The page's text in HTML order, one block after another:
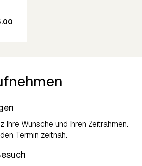
Ihre Wünsche und Ihren Zeitrahmen.
Termin zeitnah.